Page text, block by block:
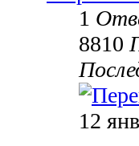
1
8810
12